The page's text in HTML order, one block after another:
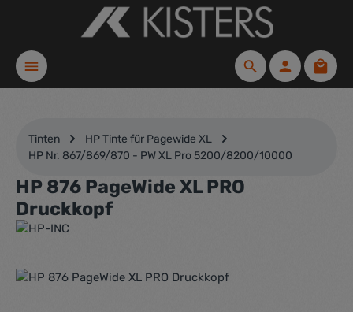
Zum Hauptinhalt springen
Tinten
HP Tinte für Pagewide XL
HP Nr. 867/869/870 - PW XL Pro 5200/8200/10000
HP 876 PageWide XL PRO
Druckkopf
Bildergalerie überspringen